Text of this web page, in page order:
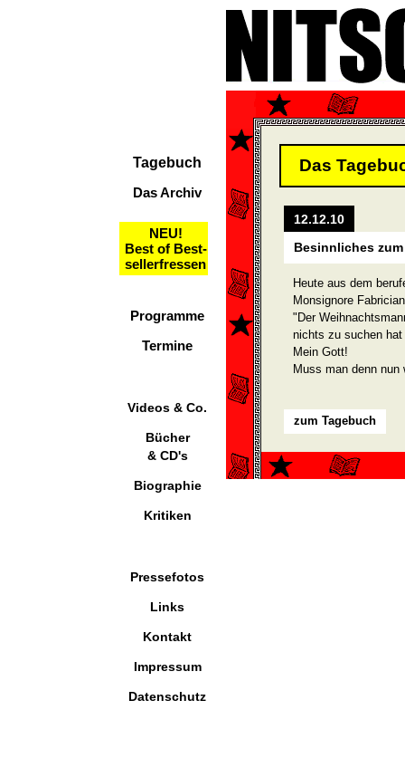
Tagebuch
Das Archiv
NEU!
Best of Best-
sellerfressen
Programme
Termine
Videos & Co.
Bücher
& CD's
Biographie
Kritiken
Pressefotos
Links
Kontakt
Impressum
Datenschutz
Das
12.12.10
Besinnliches
Heute aus dem
Monsignore
"Der
nichts zu suchen
Mein Gott!
Muss man denn
zum Tagebuch